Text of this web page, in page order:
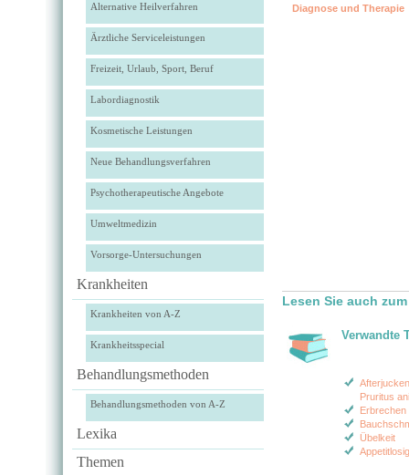
Alternative Heilverfahren
Ärztliche Serviceleistungen
Freizeit, Urlaub, Sport, Beruf
Labordiagnostik
Kosmetische Leistungen
Neue Behandlungsverfahren
Psychotherapeutische Angebote
Umweltmedizin
Vorsorge-Untersuchungen
Krankheiten
Krankheiten von A-Z
Krankheitsspecial
Behandlungsmethoden
Behandlungsmethoden von A-Z
Lexika
Themen
Diagnose und Therapie
Lesen Sie auch
Verwandte
Pruritus
Erbrechen
Übelkeit